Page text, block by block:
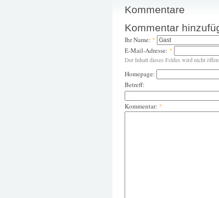
Kommentare
Kommentar
Ihr Name: *
E-Mail-Adresse: *
Der Inhalt dieses Feldes wird nicht
Homepage:
Betreff:
Kommentar: *